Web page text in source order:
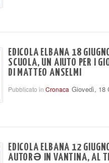
EDICOLA ELBANA 18
SCUOLA, UN AIUTO PER I
DI MATTEO ANSELMI
Pubblicato in Cronaca Giovedì, 18
EDICOLA ELBANA 12
AUTORƏ IN VANTINA, AL